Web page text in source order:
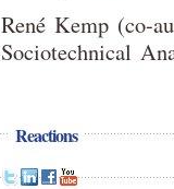
René Kemp (co-
Sociotechnical
Reactions